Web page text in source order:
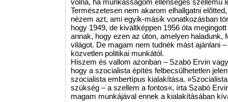
volna, ha munkásságom ellenséges szellemû
Természetesen nem akarom elhallgatni
nézem azt, ami egyik-másik vonatkozásban
hogy 1949, de kiváltképpen 1956 óta
annak, hogy ezen az úton, amelyen haladunk,
világot. De magam nem tudnék mást ajánlani
közvetlen politikai munkától.
Hiszem és vallom azonban – Szabó Ervin
hogy a szocialista építés felbecsülhetetlen
szocialista embertípus kialakítása.
szükség – a szellem a fontos«, írta Szabó
magam munkájával ennek a kialakításában